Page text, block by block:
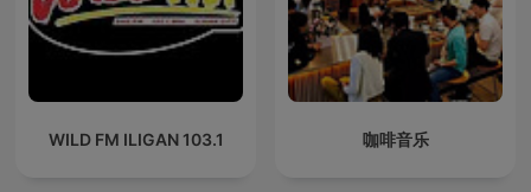
WILD FM ILIGAN 103.1 咖啡音乐